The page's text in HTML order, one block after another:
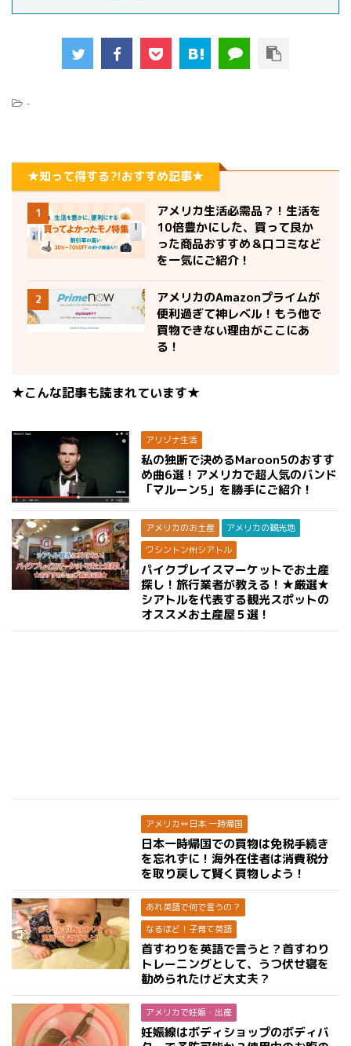
-
★知って得する?!おすすめ記事★
1
アメリカ生活必需品？！生活を
10倍豊かにした、買って良か
った商品おすすめ＆口コミなど
を一気にご紹介！
2
アメリカのAmazonプライムが
便利過ぎて神レベル！もう他で
買物できない理由がここにあ
る！
★こんな記事も読まれています★
アリゾナ生活
私の独断で決めるMaroon5のおすす
め曲6選！アメリカで超人気のバンド
「マルーン5」を勝手にご紹介！
アメリカのお土産
アメリカの観光地
ワシントン州シアトル
パイクプレイスマーケットでお土産
探し！旅行業者が教える！★厳選★
シアトルを代表する観光スポットの
オススメお土産屋５選！
アメリカ⇔日本 一時帰国
日本一時帰国での買物は免税手続き
を忘れずに！海外在住者は消費税分
を取り戻して賢く買物しよう！
あれ英語で何で言うの？
なるほど！子育て英語
首すわりを英語で言うと？首すわり
トレーニングとして、うつ伏せ寝を
勧められたけど大丈夫？
アメリカで妊娠・出産
妊娠線はボディショップのボディバ